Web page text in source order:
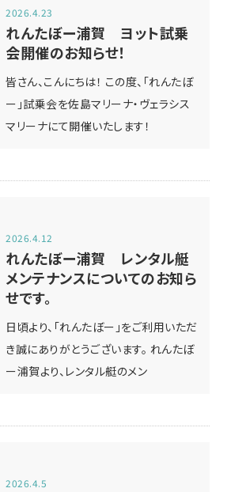
2026.4.23
れんたぼー浦賀 ヨット試乗
会開催のお知らせ！
皆さん、こんにちは！ この度、「れんたぼ
ー」試乗会を佐島マリーナ・ヴェラシス
マリーナにて開催いたします！
2026.4.12
れんたぼー浦賀 レンタル艇
メンテナンスについてのお知ら
せです。
日頃より、「れんたぼー」をご利用いただ
き誠にありがとうございます。 れんたぼ
ー浦賀より、レンタル艇のメン
2026.4.5